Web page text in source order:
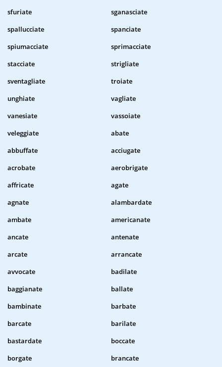
sfuriate
sganasciate
spallucciate
spanciate
spiumacciate
sprimacciate
stacciate
strigliate
sventagliate
troiate
unghiate
vagliate
vanesiate
vassoiate
veleggiate
abate
abbuffate
acciugate
acrobate
aerobrigate
affricate
agate
agnate
alambardate
ambate
americanate
ancate
antenate
arcate
arrancate
avvocate
badilate
baggianate
ballate
bambinate
barbate
barcate
barilate
bastardate
boccate
borgate
brancate